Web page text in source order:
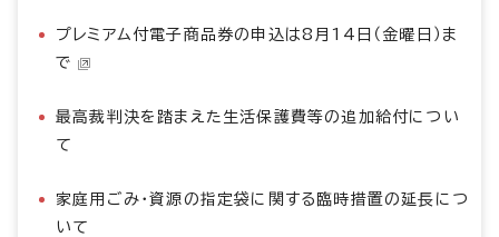
プレミアム付電子商品券の申込は8月14日（金曜日）ま
で
最高裁判決を踏まえた生活保護費等の追加給付につい
て
家庭用ごみ・資源の指定袋に関する臨時措置の延長につ
いて